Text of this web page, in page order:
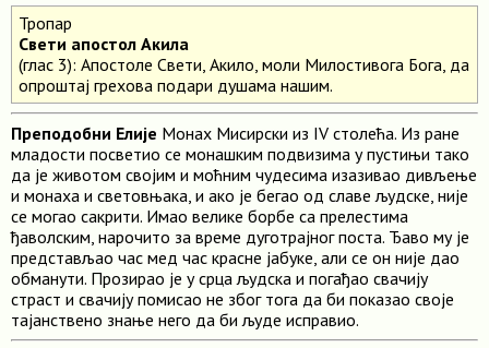
Тропар
Свети апостол Акила
(глас 3): Апостоле Свети, Акило, моли Милостивога Бога, да
опроштај грехова подари душама нашим.
Преподобни Елије Монах Мисирски из IV столећа. Из ране
младости посветио се монашким подвизима у пустињи тако
да је животом својим и моћним чудесима изазивао дивљење
и монаха и световњака, и ако је бегао од славе људске, није
се могао сакрити. Имао велике борбе са прелестима
ђаволским, нарочито за време дуготрајног поста. Ђаво му је
представљао час мед час красне јабуке, али се он није дао
обманути. Прозирао је у срца људска и погађао свачију
страст и свачију помисао не због тога да би показао своје
тајанствено знање него да би људе исправио.